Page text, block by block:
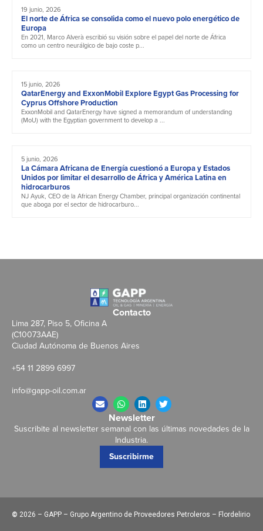
19 junio, 2026
El norte de África se consolida como el nuevo polo energético de
Europa
En 2021, Marco Alverà escribió su visión sobre el papel del norte de África
como un centro neurálgico de bajo coste p...
15 junio, 2026
QatarEnergy and ExxonMobil Explore Egypt Gas Processing for
Cyprus Offshore Production
ExxonMobil and QatarEnergy have signed a memorandum of understanding
(MoU) with the Egyptian government to develop a ...
5 junio, 2026
La Cámara Africana de Energía cuestionó a Europa y Estados
Unidos por limitar el desarrollo de África y América Latina en
hidrocarburos
NJ Ayuk, CEO de la African Energy Chamber, principal organización continental
que aboga por el sector de hidrocarburo...
Contacto
Lima 287, Piso 5, Oficina A
(C10073AAE)
Ciudad Autónoma de Buenos Aires
+54 11 2899 6997
info@gapp-oil.com.ar
Newsletter
Suscribite al newsletter semanal con las últimas novedades de la
Industria.
Suscribirme
© 2026 – GAPP – Grupo Argentino de Proveedores Petroleros – Flordelirio